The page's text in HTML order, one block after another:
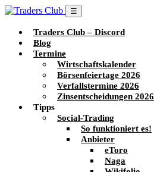
☰
Traders Club – Discord
Blog
Termine
Wirtschaftskalender
Börsenfeiertage 2026
Verfallstermine 2026
Zinsentscheidungen 2026
Tipps
Social-Trading
So funktioniert es!
Anbieter
eToro
Naga